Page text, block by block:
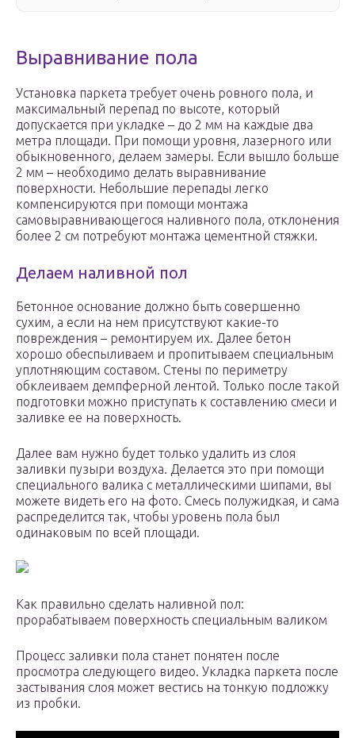
Выравнивание пола
Установка паркета требует очень ровного пола, и
максимальный перепад по высоте, который
допускается при укладке – до 2 мм на каждые два
метра площади. При помощи уровня, лазерного или
обыкновенного, делаем замеры. Если вышло больше
2 мм – необходимо делать выравнивание
поверхности. Небольшие перепады легко
компенсируются при помощи монтажа
самовыравнивающегося наливного пола, отклонения
более 2 см потребуют монтажа цементной стяжки.
Делаем наливной пол
Бетонное основание должно быть совершенно
сухим, а если на нем присутствуют какие-то
повреждения – ремонтируем их. Далее бетон
хорошо обеспыливаем и пропитываем специальным
уплотняющим составом. Стены по периметру
обклеиваем демпферной лентой. Только после такой
подготовки можно приступать к составлению смеси и
заливке ее на поверхность.
Далее вам нужно будет только удалить из слоя
заливки пузыри воздуха. Делается это при помощи
специального валика с металлическими шипами, вы
можете видеть его на фото. Смесь полужидкая, и сама
распределится так, чтобы уровень пола был
одинаковым по всей площади.
Как правильно сделать наливной пол:
прорабатываем поверхность специальным валиком
Процесс заливки пола станет понятен после
просмотра следующего видео. Укладка паркета после
застывания слоя может вестись на тонкую подложку
из пробки.